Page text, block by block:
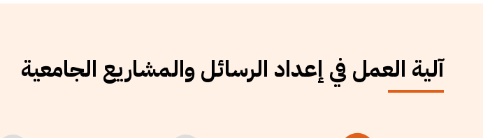
آلية العمل في إعداد الرسائل والمشاريع الجامعية